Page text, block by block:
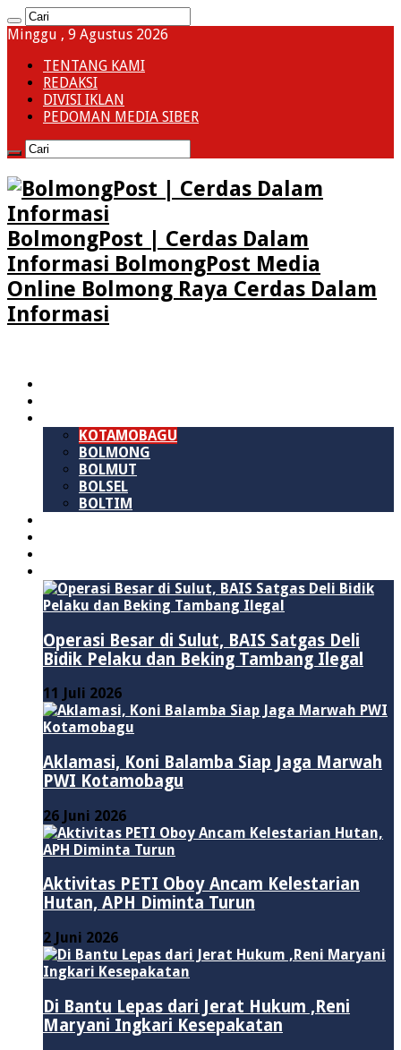
Minggu , 9 Agustus 2026
TENTANG KAMI
REDAKSI
DIVISI IKLAN
PEDOMAN MEDIA SIBER
BolmongPost | Cerdas Dalam
Informasi BolmongPost Media
Online Bolmong Raya Cerdas Dalam
Informasi
KOTAMOBAGU
BOLMONG
BOLMUT
BOLSEL
BOLTIM
Operasi Besar di Sulut, BAIS Satgas Deli
Bidik Pelaku dan Beking Tambang Ilegal
11 Juli 2026
Aklamasi, Koni Balamba Siap Jaga Marwah
PWI Kotamobagu
26 Juni 2026
Aktivitas PETI Oboy Ancam Kelestarian
Hutan, APH Diminta Turun
2 Juni 2026
Di Bantu Lepas dari Jerat Hukum ,Reni
Maryani Ingkari Kesepakatan